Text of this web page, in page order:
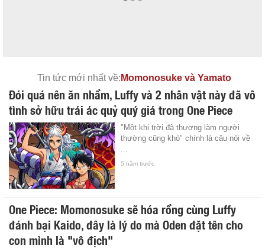
Tin tức mới nhất về: Momonosuke và Yamato
Đói quá nên ăn nhầm, Luffy và 2 nhân vật này đã vô
tình sở hữu trái ác quỷ quý giá trong One Piece
"Một khi trời đã thương làm người
thường cũng khó" chính là câu nói về
...
5 năm trước
One Piece: Momonosuke sẽ hóa rồng cùng Luffy
đánh bại Kaido, đây là lý do mà Oden đặt tên cho
con mình là "vô địch"